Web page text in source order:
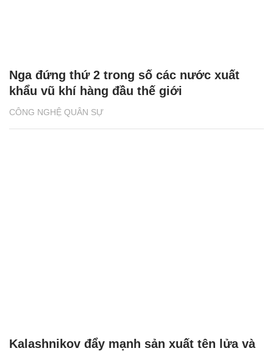
CÔNG NGHỆ QUÂN SỰ
Nga đứng thứ 2 trong số các nước xuất
khẩu vũ khí hàng đầu thế giới
Kalashnikov đẩy mạnh sản xuất tên lửa và